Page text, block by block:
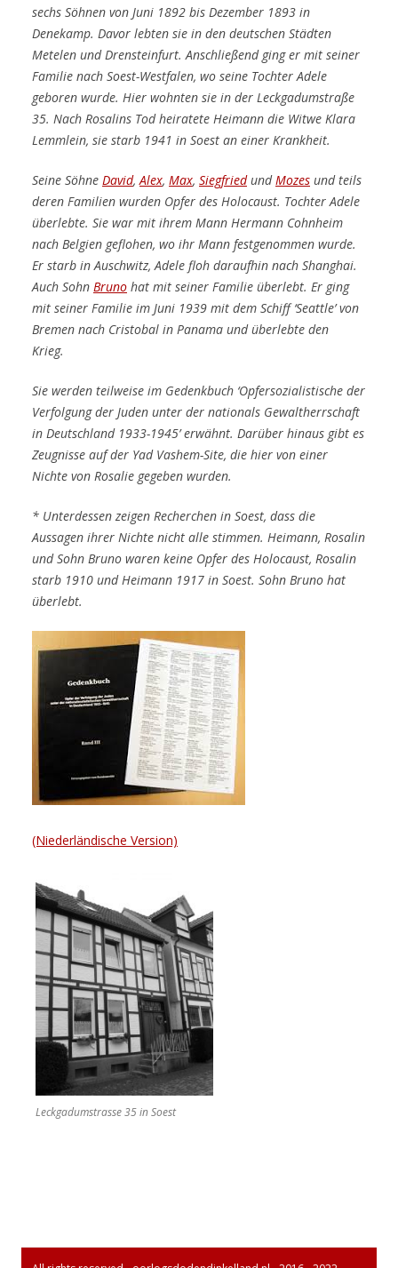
sechs Söhnen von Juni 1892 bis Dezember 1893 in
Denekamp. Davor lebten sie in den deutschen Städten
Metelen und Drensteinfurt. Anschließend ging er mit seiner
Familie nach Soest-Westfalen, wo seine Tochter Adele
geboren wurde. Hier wohnten sie in der Leckgadumstraße
35. Nach Rosalins Tod heiratete Heimann die Witwe Klara
Lemmlein, sie starb 1941 in Soest an einer Krankheit.
Seine Söhne David, Alex, Max, SiegfriedundMozes und teils
deren Familien wurden Opfer des Holocaust. Tochter Adele
überlebte. Sie war mit ihrem Mann Hermann Cohnheim
nach Belgien geflohen, wo ihr Mann festgenommen wurde.
Er starb in Auschwitz, Adele floh daraufhin nach Shanghai.
Auch Sohn Bruno hat mit seiner Familie überlebt. Er ging
mit seiner Familie im Juni 1939 mit dem Schiff ‘Seattle’ von
Bremen nach Cristobal in Panama und überlebte den
Krieg.
Sie werden teilweise im Gedenkbuch ‘Opfersozialistische der
Verfolgung der Juden unter der nationals Gewaltherrschaft
in Deutschland 1933-1945’ erwähnt. Darüber hinaus gibt es
Zeugnisse auf der Yad Vashem-Site, die hier von einer
Nichte von Rosalie gegeben wurden.
* Unterdessen zeigen Recherchen in Soest, dass die
Aussagen ihrer Nichte nicht alle stimmen. Heimann, Rosalin
und Sohn Bruno waren keine Opfer des Holocaust, Rosalin
starb 1910 und Heimann 1917 in Soest. Sohn Bruno hat
überlebt.
(Niederländische Version)
Leckgadumstrasse 35 in Soest